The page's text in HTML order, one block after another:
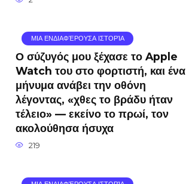
ΜΙΑ ΕΝΔΙΑΦΈΡΟΥΣΑ ΙΣΤΟΡΊΑ
Ο σύζυγός μου ξέχασε το Apple
Watch του στο φορτιστή, και ένα
μήνυμα ανάβει την οθόνη
λέγοντας, «χθες το βράδυ ήταν
τέλειο» — εκείνο το πρωί, τον
ακολούθησα ήσυχα
219